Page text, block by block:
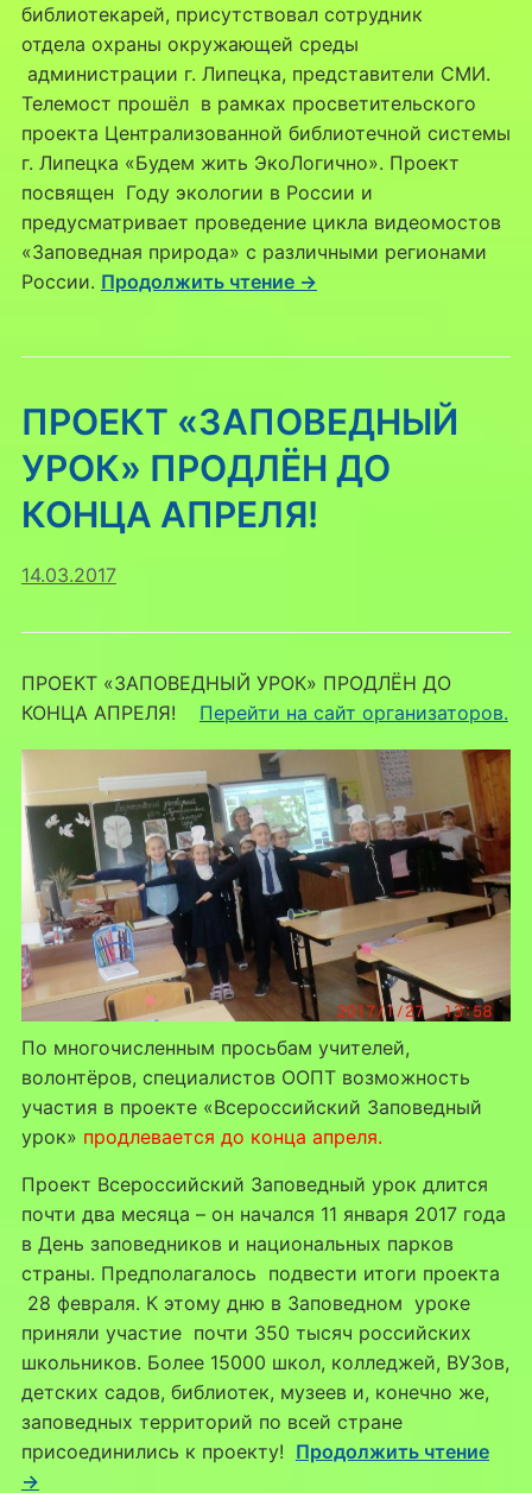
библиотекарей, присутствовал сотрудник
отдела охраны окружающей среды
администрации г. Липецка, представители СМИ.
Телемост прошёл в рамках просветительского
проекта Централизованной библиотечной системы
г. Липецка «Будем жить ЭкоЛогично». Проект
посвящен Году экологии в России и
предусматривает проведение цикла видеомостов
«Заповедная природа» с различными регионами
России. Продолжить чтение →
ПРОЕКТ «ЗАПОВЕДНЫЙ
УРОК» ПРОДЛЁН ДО
КОНЦА АПРЕЛЯ!
14.03.2017
ПРОЕКТ «ЗАПОВЕДНЫЙ УРОК» ПРОДЛЁН ДО
КОНЦА АПРЕЛЯ! Перейти на сайт организаторов.
По многочисленным просьбам учителей,
волонтёров, специалистов ООПТ возможность
участия в проекте «Всероссийский Заповедный
урок» продлевается до конца апреля.
Проект Всероссийский Заповедный урок длится
почти два месяца – он начался 11 января 2017 года
в День заповедников и национальных парков
страны. Предполагалось подвести итоги проекта
28 февраля. К этому дню в Заповедном уроке
приняли участие почти 350 тысяч российских
школьников. Более 15000 школ, колледжей, ВУЗов,
детских садов, библиотек, музеев и, конечно же,
заповедных территорий по всей стране
присоединились к проекту! Продолжить чтение
→